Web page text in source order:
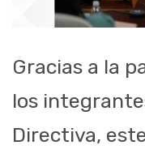
Gracias a la
los
Directiva,